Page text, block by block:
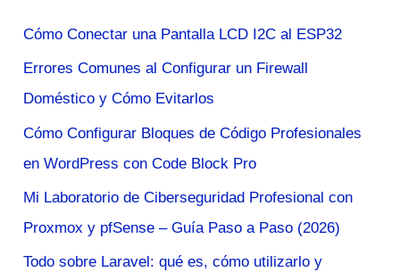
p
o
r
:
Cómo Conectar una Pantalla LCD I2C al ESP32
Errores Comunes al Configurar un Firewall
Doméstico y Cómo Evitarlos
Cómo Configurar Bloques de Código Profesionales
en WordPress con Code Block Pro
Mi Laboratorio de Ciberseguridad Profesional con
Proxmox y pfSense – Guía Paso a Paso (2026)
Todo sobre Laravel: qué es, cómo utilizarlo y